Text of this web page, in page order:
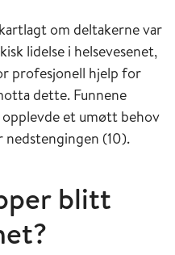
om deltakerne var
lidelse i helsevesenet,
profesjonell hjelp for
dette. Funnene
et umøtt behov
(10).
blitt